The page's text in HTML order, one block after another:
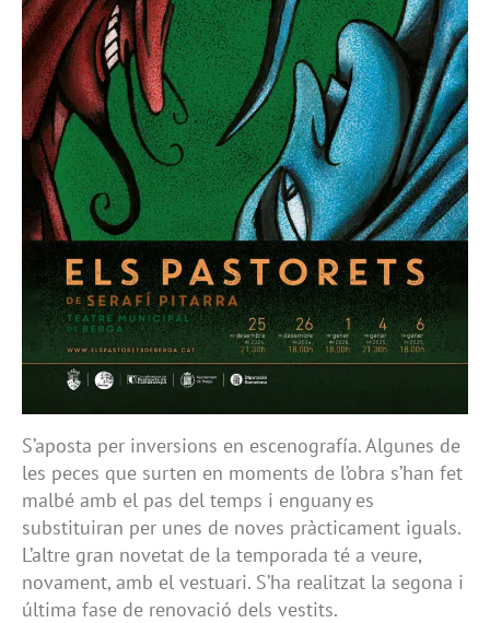
S’aposta per inversions en escenografía. Algunes de
les peces que surten en moments de l’obra s’han fet
malbé amb el pas del temps i enguany es
substituiran per unes de noves pràcticament iguals.
L’altre gran novetat de la temporada té a veure,
novament, amb el vestuari. S’ha realitzat la segona i
última fase de renovació dels vestits.